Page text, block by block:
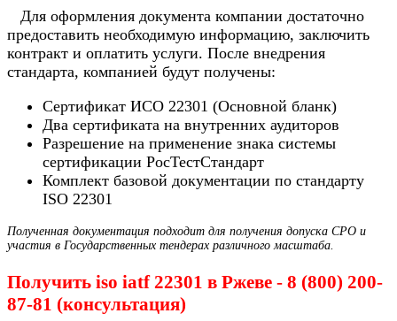
Для оформления документа компании достаточно
предоставить необходимую информацию, заключить
контракт и оплатить услуги. После внедрения
стандарта, компанией будут получены:
Сертификат ИСО 22301 (Основной бланк)
Два сертификата на внутренних аудиторов
Разрешение на применение знака системы
сертификации РосТестСтандарт
Комплект базовой документации по стандарту
ISO 22301
Полученная документация подходит для получения допуска СРО и
участия в Государственных тендерах различного масштаба.
Получить iso iatf 22301 в Ржеве - 8 (800) 200-
87-81 (консультация)